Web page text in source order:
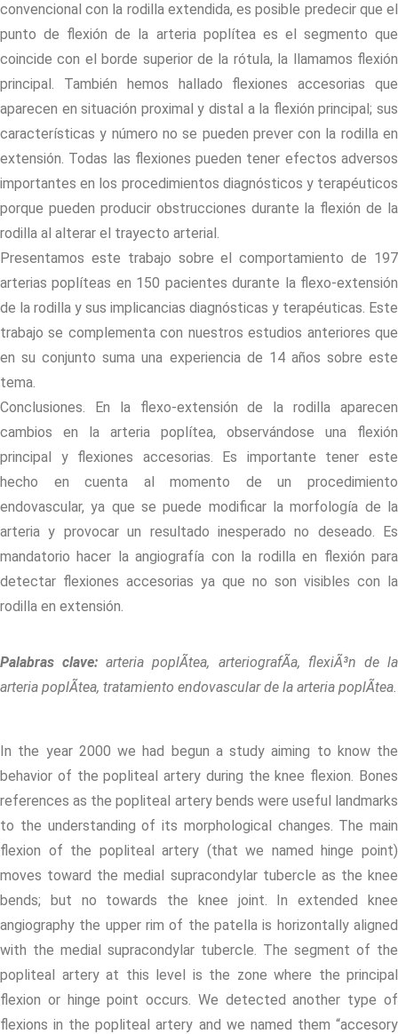
convencional con la rodilla extendida, es posible predecir que el
punto de flexión de la arteria poplítea es el segmento que
coincide con el borde superior de la rótula, la llamamos flexión
principal. También hemos hallado flexiones accesorias que
aparecen en situación proximal y distal a la flexión principal; sus
características y número no se pueden prever con la rodilla en
extensión. Todas las flexiones pueden tener efectos adversos
importantes en los procedimientos diagnósticos y terapéuticos
porque pueden producir obstrucciones durante la flexión de la
rodilla al alterar el trayecto arterial.
Presentamos este trabajo sobre el comportamiento de 197
arterias poplíteas en 150 pacientes durante la flexo-extensión
de la rodilla y sus implicancias diagnósticas y terapéuticas. Este
trabajo se complementa con nuestros estudios anteriores que
en su conjunto suma una experiencia de 14 años sobre este
tema.
Conclusiones. En la flexo-extensión de la rodilla aparecen
cambios en la arteria poplítea, observándose una flexión
principal y flexiones accesorias. Es importante tener este
hecho en cuenta al momento de un procedimiento
endovascular, ya que se puede modificar la morfología de la
arteria y provocar un resultado inesperado no deseado. Es
mandatorio hacer la angiografía con la rodilla en flexión para
detectar flexiones accesorias ya que no son visibles con la
rodilla en extensión.
Palabras clave:arteria poplÃ­tea, arteriografÃ­a, flexiÃ³n de la
arteria poplÃ­tea, tratamiento endovascular de la arteria poplÃ­tea.
In the year 2000 we had begun a study aiming to know the
behavior of the popliteal artery during the knee flexion. Bones
references as the popliteal artery bends were useful landmarks
to the understanding of its morphological changes. The main
flexion of the popliteal artery (that we named hinge point)
moves toward the medial supracondylar tubercle as the knee
bends; but no towards the knee joint. In extended knee
angiography the upper rim of the patella is horizontally aligned
with the medial supracondylar tubercle. The segment of the
popliteal artery at this level is the zone where the principal
flexion or hinge point occurs. We detected another type of
flexions in the popliteal artery and we named them “accesory